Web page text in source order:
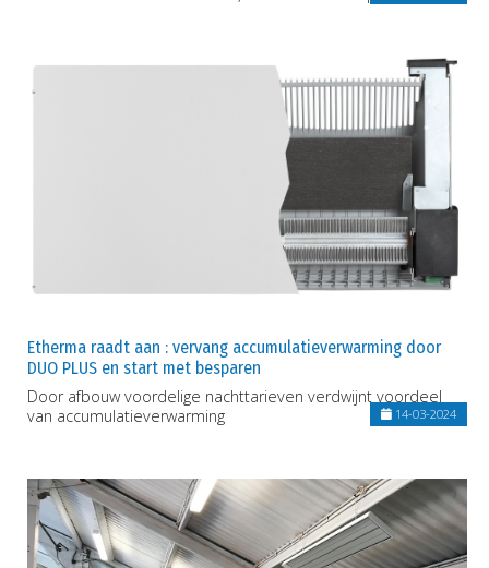
Etherma raadt aan : vervang accumulatieverwarming door
DUO PLUS en start met besparen
Door afbouw voordelige nachttarieven verdwijnt voordeel
van accumulatieverwarming
14-03-2024